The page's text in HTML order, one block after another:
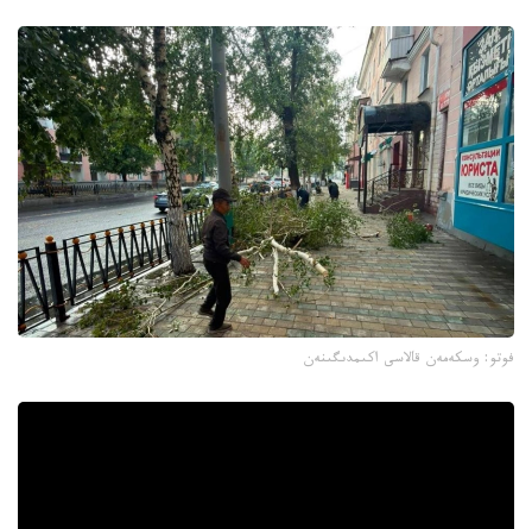
فوتو: وسكەمەن قالاسى اكىمدىگىنەن